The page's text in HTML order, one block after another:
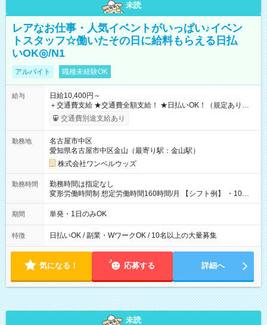
未読
レアなお仕事・人気イベントがいっぱい♪イベン
トスタッフ☆働いたその日に給料もらえる日払
いOK◎/N1
アルバイト 職種未経験OK
給与
日給10,400円～
＋交通費支給 ★交通費全額支給！ ★日払いOK！（規定あり） ┗
働いたその日に現金GET♪ お仕事後はコンビニATMから 日払
交通費別途支給あり
勤務地
名古屋市中区
愛知県名古屋市中区金山（最寄り駅：金山駅）
株式会社ワンベルウッズ
勤務時間
勤務時間は指定なし
変形労働時間制 想定労働時間160時間/月 【シフト例】 ・10：
00～20：00
期間 単発・1日のみOK
特徴 日払いOK / 副業・WワークOK / 10名以上の大量募集
気になる！ 応募する 詳細へ
未読